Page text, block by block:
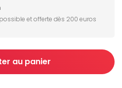
et offerte dès 200 euros
au panier